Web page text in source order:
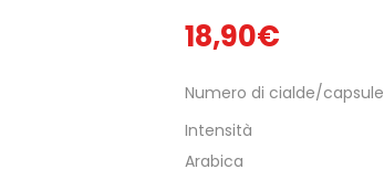
18,90€
Numero di cialde/capsule
Intensità
Arabica